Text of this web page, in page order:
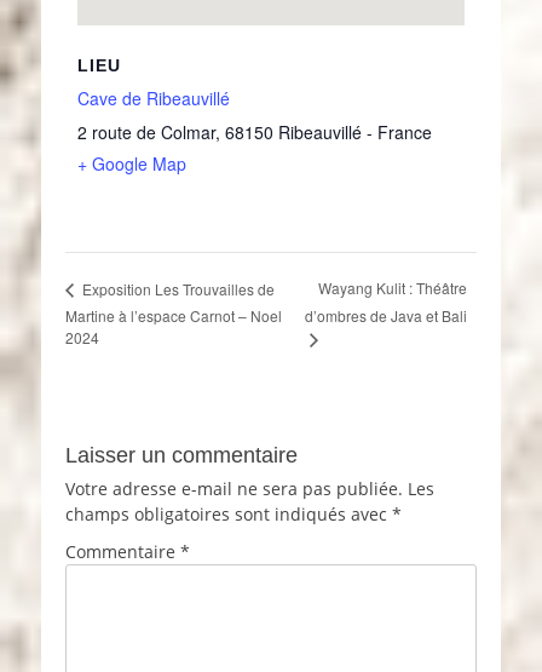
LIEU
Cave de Ribeauvillé
2 route de Colmar, 68150 Ribeauvillé - France
+ Google Map
Exposition Les Trouvailles de
Martine à l’espace Carnot – Noel
2024
Wayang Kulit : Théâtre
d’ombres de Java et Bali
Laisser un commentaire
Votre adresse e-mail ne sera pas publiée. Les
champs obligatoires sont indiqués avec *
Commentaire *